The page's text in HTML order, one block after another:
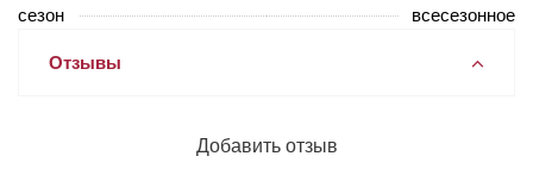
сезон
всесезонное
Отзывы
Добавить отзыв